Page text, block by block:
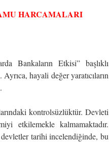
HARCAMALARI
Bankaların Etkisi” başlıklı
hayali değer yaratıcıların
kontrolsüzlüktür. Devleti
etkilemekle kalmamaktadır.
tarihi incelendiğinde, bu